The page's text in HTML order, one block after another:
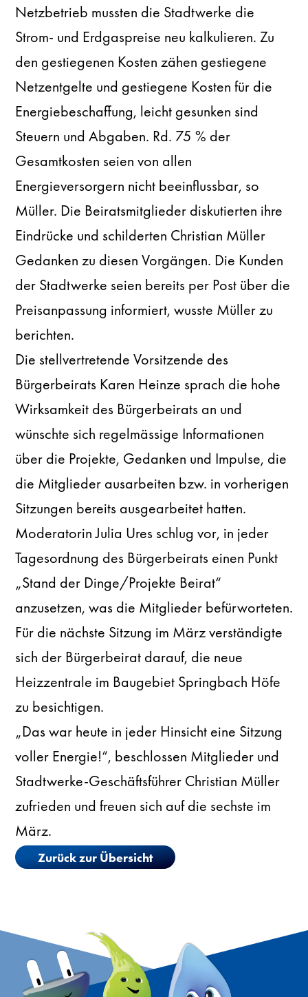
Netzbetrieb mussten die Stadtwerke die
Strom- und Erdgaspreise neu kalkulieren. Zu
den gestiegenen Kosten zähen gestiegene
Netzentgelte und gestiegene Kosten für die
Energiebeschaffung, leicht gesunken sind
Steuern und Abgaben. Rd. 75 % der
Gesamtkosten seien von allen
Energieversorgern nicht beeinflussbar, so
Müller. Die Beiratsmitglieder diskutierten ihre
Eindrücke und schilderten Christian Müller
Gedanken zu diesen Vorgängen. Die Kunden
der Stadtwerke seien bereits per Post über die
Preisanpassung informiert, wusste Müller zu
berichten.
Die stellvertretende Vorsitzende des
Bürgerbeirats Karen Heinze sprach die hohe
Wirksamkeit des Bürgerbeirats an und
wünschte sich regelmässige Informationen
über die Projekte, Gedanken und Impulse, die
die Mitglieder ausarbeiten bzw. in vorherigen
Sitzungen bereits ausgearbeitet hatten.
Moderatorin Julia Ures schlug vor, in jeder
Tagesordnung des Bürgerbeirats einen Punkt
„Stand der Dinge/Projekte Beirat“
anzusetzen, was die Mitglieder befürworteten.
Für die nächste Sitzung im März verständigte
sich der Bürgerbeirat darauf, die neue
Heizzentrale im Baugebiet Springbach Höfe
zu besichtigen.
„Das war heute in jeder Hinsicht eine Sitzung
voller Energie!“, beschlossen Mitglieder und
Stadtwerke-Geschäftsführer Christian Müller
zufrieden und freuen sich auf die sechste im
März.
Zurück zur Übersicht